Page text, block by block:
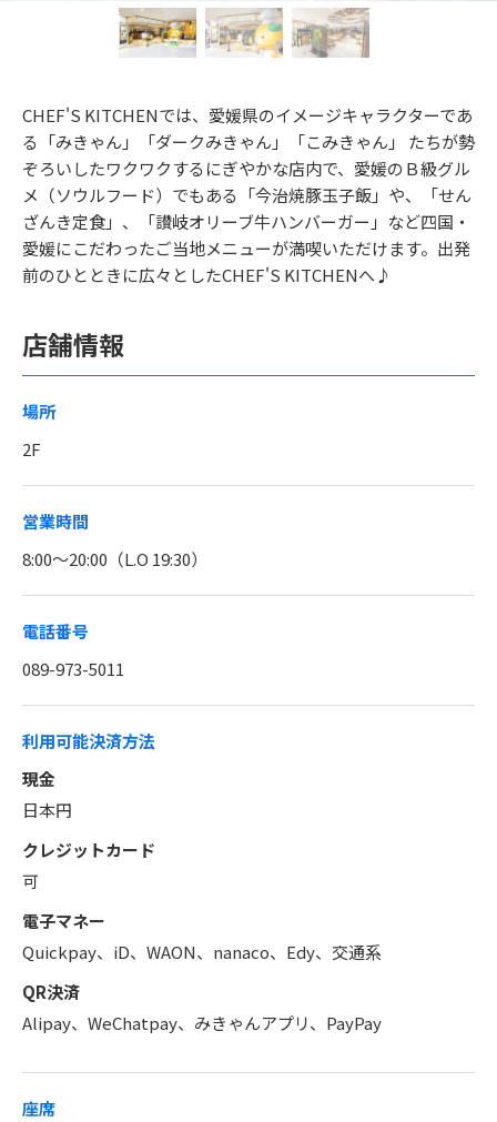
CHEF'S KITCHENでは、愛媛県のイメージキャラクターであ
る「みきゃん」「ダークみきゃん」「こみきゃん」 たちが勢
ぞろいしたワクワクするにぎやかな店内で、愛媛のＢ級グル
メ（ソウルフード）でもある「今治焼豚玉子飯」や、「せん
ざんき定食」、「讃岐オリーブ牛ハンバーガー」など四国・
愛媛にこだわったご当地メニューが満喫いただけます。出発
前のひとときに広々としたCHEF'S KITCHENへ♪
店舗情報
場所
2F
営業時間
8:00～20:00（L.O 19:30）
電話番号
089-973-5011
利用可能決済方法
現金
日本円
クレジットカード
可
電子マネー
Quickpay、iD、WAON、nanaco、Edy、交通系
QR決済
Alipay、WeChatpay、みきゃんアプリ、PayPay
座席